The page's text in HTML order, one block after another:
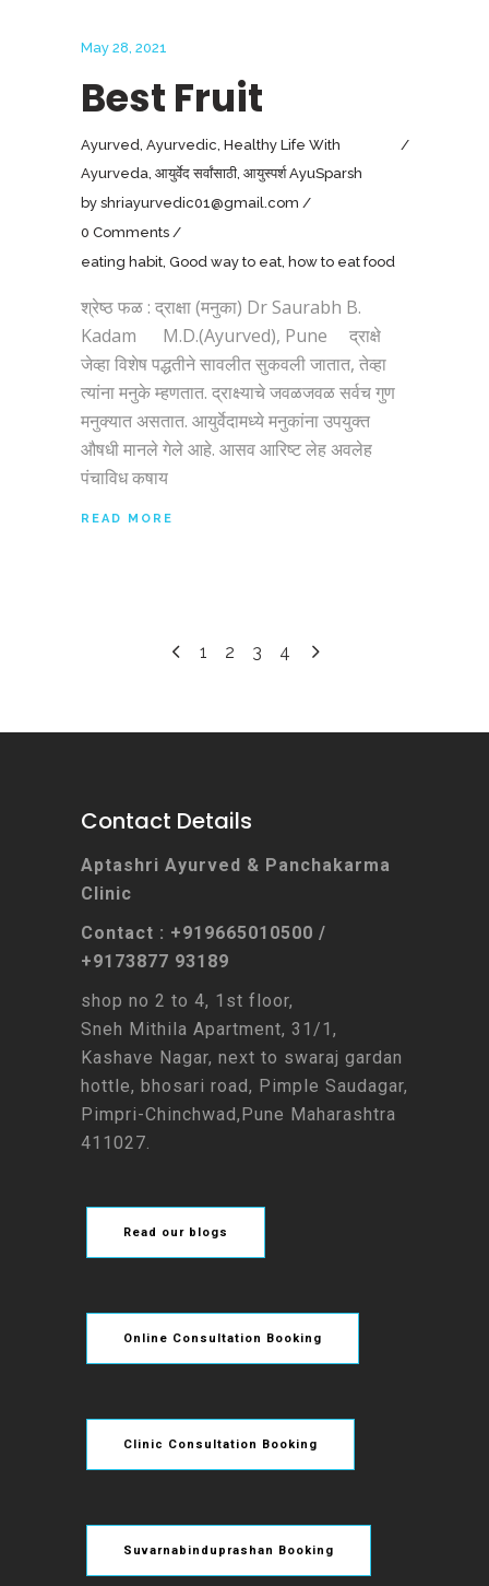
May 28, 2021
Best Fruit
Ayurved, Ayurvedic, Healthy Life With
Ayurveda, आयुर्वेद सर्वांसाठी, आयुस्पर्श AyuSparsh
by shriayurvedic01@gmail.com
0 Comments
eating habit, Good way to eat, how to eat food
श्रेष्ठ फळ : द्राक्षा (मनुका) Dr Saurabh B.
Kadam M.D.(Ayurved), Pune द्राक्षे
जेव्हा विशेष पद्धतीने सावलीत सुकवली जातात, तेव्हा
त्यांना मनुके म्हणतात. द्राक्ष्याचे जवळजवळ सर्वच गुण
मनुक्यात असतात. आयुर्वेदामध्ये मनुकांना उपयुक्त
औषधी मानले गेले आहे. आसव आरिष्ट लेह अवलेह
पंचाविध कषाय
READ MORE
1 2 3 4
Contact Details
Aptashri Ayurved & Panchakarma
Clinic
Contact : +919665010500 /
+9173877 93189
shop no 2 to 4, 1st floor,
Sneh Mithila Apartment, 31/1,
Kashave Nagar, next to swaraj gardan
hottle, bhosari road, Pimple Saudagar,
Pimpri-Chinchwad,Pune Maharashtra
411027.
Read our blogs
Online Consultation Booking
Clinic Consultation Booking
Suvarnabinduprashan Booking